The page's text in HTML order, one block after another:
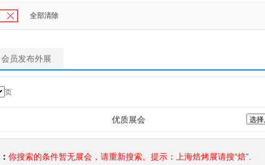
全部清除
会员发布外展
页
优质展会
你搜索的条件暂无展会，请重新搜索。提示：上海焙烤展请搜“焙”.